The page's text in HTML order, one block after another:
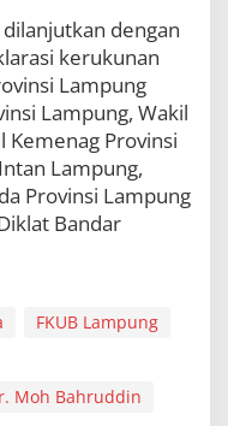
dengan
kerukunan
Lampung
Lampung, Wakil
Kemenag Provinsi
Lampung,
Provinsi Lampung
Bandar
FKUB Lampung
Moh Bahruddin